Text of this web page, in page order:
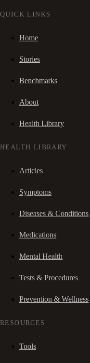
QUICK LINKS
Home
Stories
Benchmarks
About
Health Library
HEALTH LIBRARY
Articles
Symptoms
Diseases & Conditions
Medications
Mental Health
Tests & Procedures
Prevention & Wellness
RESOURCES
Tools